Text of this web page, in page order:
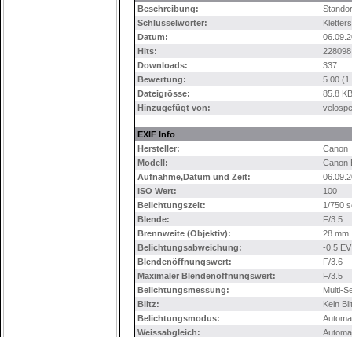
Beschreibung:
Schlüsselwörter:
Datum:
Hits:
228098
Downloads:
337
Bewertung:
5.00 (1
Dateigrösse:
85.8 KB
Hinzugefügt von:
EXIF Info
Hersteller:
Canon
Modell:
Canon
Aufnahme,Datum und Zeit:
ISO Wert:
100
Belichtungszeit:
1/750
Blende:
F/3.5
Brennweite (Objektiv):
28 mm
Belichtungsabweichung:
-0.5 EV
Blendenöffnungswert:
F/3.6
Maximaler Blendenöffnungswert:
F/3.5
Belichtungsmessung:
Multi-
Blitz:
Kein
Belichtungsmodus:
Weissabgleich: